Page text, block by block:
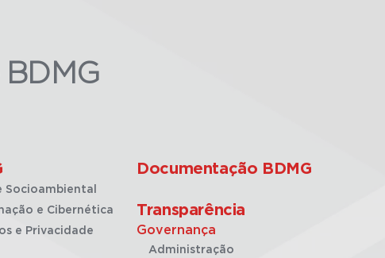
Socioambiental
e Cibernética
e Privacidade
Documentação BDMG
Transparência
Governança
Administração